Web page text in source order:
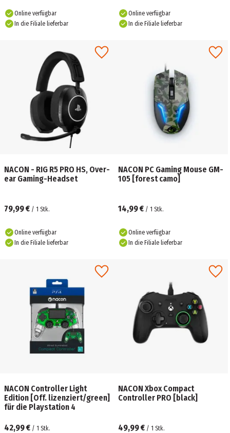
Online verfügbar
In die Filiale lieferbar
Online verfügbar
In die Filiale lieferbar
NACON - RIG R5 PRO HS, Over-
ear Gaming-Headset
79,99 € / 1 Stk.
Online verfügbar
In die Filiale lieferbar
NACON PC Gaming Mouse GM-
105 [forest camo]
14,99 € / 1 Stk.
Online verfügbar
In die Filiale lieferbar
NACON Controller Light
Edition [Off. lizenziert/green]
für die Playstation 4
42,99 € / 1 Stk.
NACON Xbox Compact
Controller PRO [black]
49,99 € / 1 Stk.